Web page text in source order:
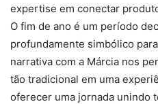
expertise em conectar
O fim de ano é um período
profundamente simbólico
narrativa com a Márcia nos
tão tradicional em uma
oferecer uma jornada unindo